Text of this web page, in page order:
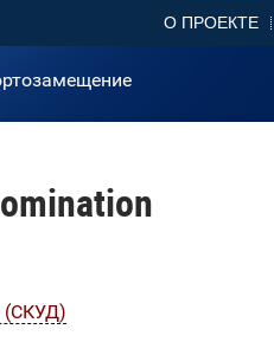
О ПРОЕКТЕ
(СКУД)